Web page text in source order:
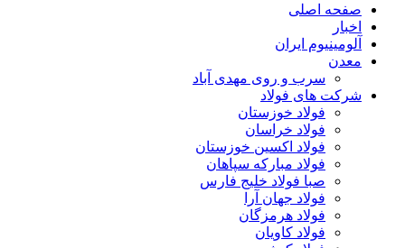
صفحه اصلی
اخبار
آلومینیوم ایران
معدن
سرب و روی مهدی آباد
شرکت های فولاد
فولاد خوزستان
فولاد خراسان
فولاد اکسین خوزستان
فولاد مبارکه سپاهان
صبا فولاد خلیج فارس
فولاد جهان آرا
فولاد هرمزگان
فولاد کاویان